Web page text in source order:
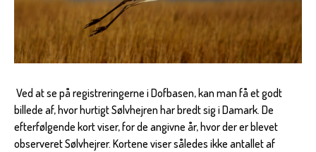
Ved at se på registreringerne i Dofbasen, kan man få et godt
billede af, hvor hurtigt Sølvhejren har bredt sig i Damark. De
efterfølgende kort viser, for de angivne år, hvor der er blevet
observeret Sølvhejrer. Kortene viser således ikke antallet af